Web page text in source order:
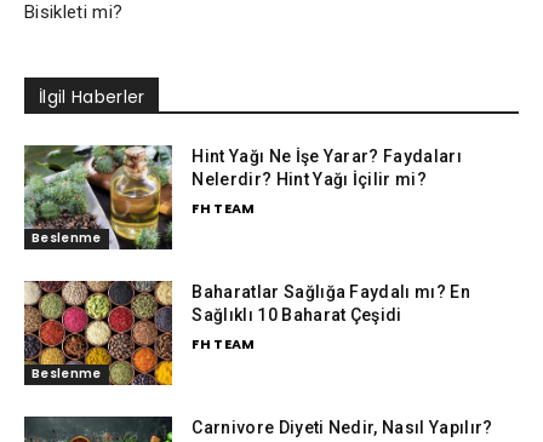
Bisikleti mi?
İlgil Haberler
Beslenme
Hint Yağı Ne İşe Yarar? Faydaları
Nelerdir? Hint Yağı İçilir mi?
FH TEAM
Beslenme
Baharatlar Sağlığa Faydalı mı? En
Sağlıklı 10 Baharat Çeşidi
FH TEAM
Carnivore Diyeti Nedir, Nasıl Yapılır?